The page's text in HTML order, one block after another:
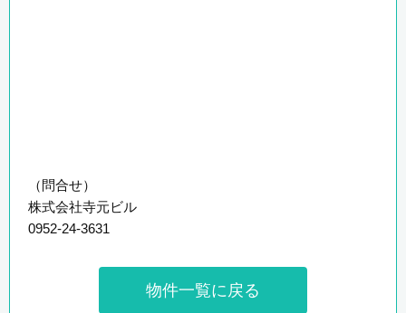
（問合せ）
株式会社寺元ビル
0952-24-3631
物件一覧に戻る